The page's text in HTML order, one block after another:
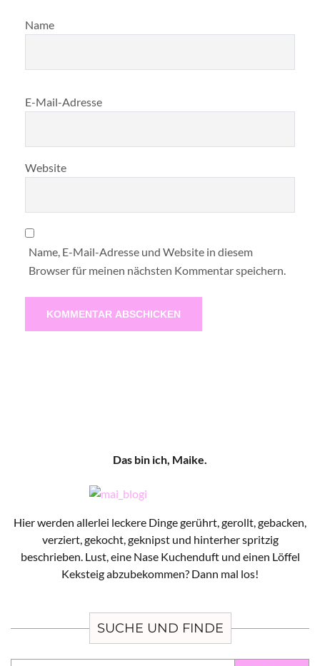
Name
E-Mail-Adresse
Website
Name, E-Mail-Adresse und Website in diesem
Browser für meinen nächsten Kommentar speichern.
Das bin ich, Maike.
Hier werden allerlei leckere Dinge gerührt, gerollt, gebacken,
verziert, gekocht, geknipst und hinterher spritzig
beschrieben. Lust, eine Nase Kuchenduft und einen Löffel
Keksteig abzubekommen? Dann mal los!
SUCHE UND FINDE